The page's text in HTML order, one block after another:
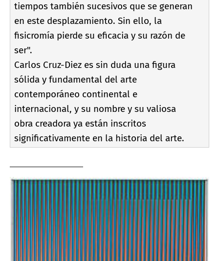
tiempos también sucesivos que se generan
en este desplazamiento. Sin ello, la
fisicromí­a pierde su eficacia y su razón de
ser".
Carlos Cruz-Diez es sin duda una figura
sólida y fundamental del arte
contemporáneo continental e
internacional, y su nombre y su valiosa
obra creadora ya están inscritos
significativamente en la historia del arte.